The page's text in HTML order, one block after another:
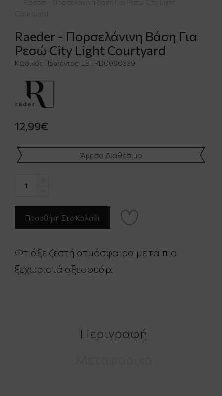
Raeder - Πορσελάνινη Βάση Για Ρεσώ City Light
Courtyard
Raeder - Πορσελάνινη Βάση Για
Ρεσώ City Light Courtyard
Κωδικός Προϊόντος: LBTRD0090339
12,99€
Άμεσα Διαθέσιμο
Φτιάξε ζεστή ατμόσφαιρα με τα πιο
ξεχωριστά αξεσουάρ!
Περιγραφή